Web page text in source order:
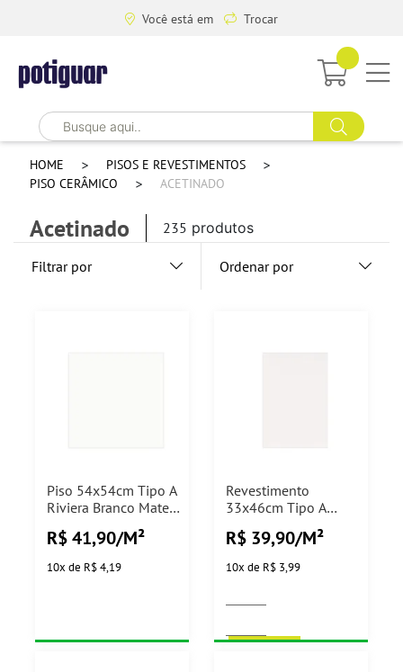
Você está em Trocar
HOME
PISOS E REVESTIMENTOS
PISO CERÂMICO
ACETINADO
Acetinado 235 produtos
Filtrar por Ordenar por
Piso 54x54cm Tipo A
Riviera Branco Mate
R$ 41,90/M²
10x de R$ 4,19
Revestimento
33x46cm Tipo A
Cerbras - 2,23m²
R$ 39,90/M²
10x de R$ 3,99